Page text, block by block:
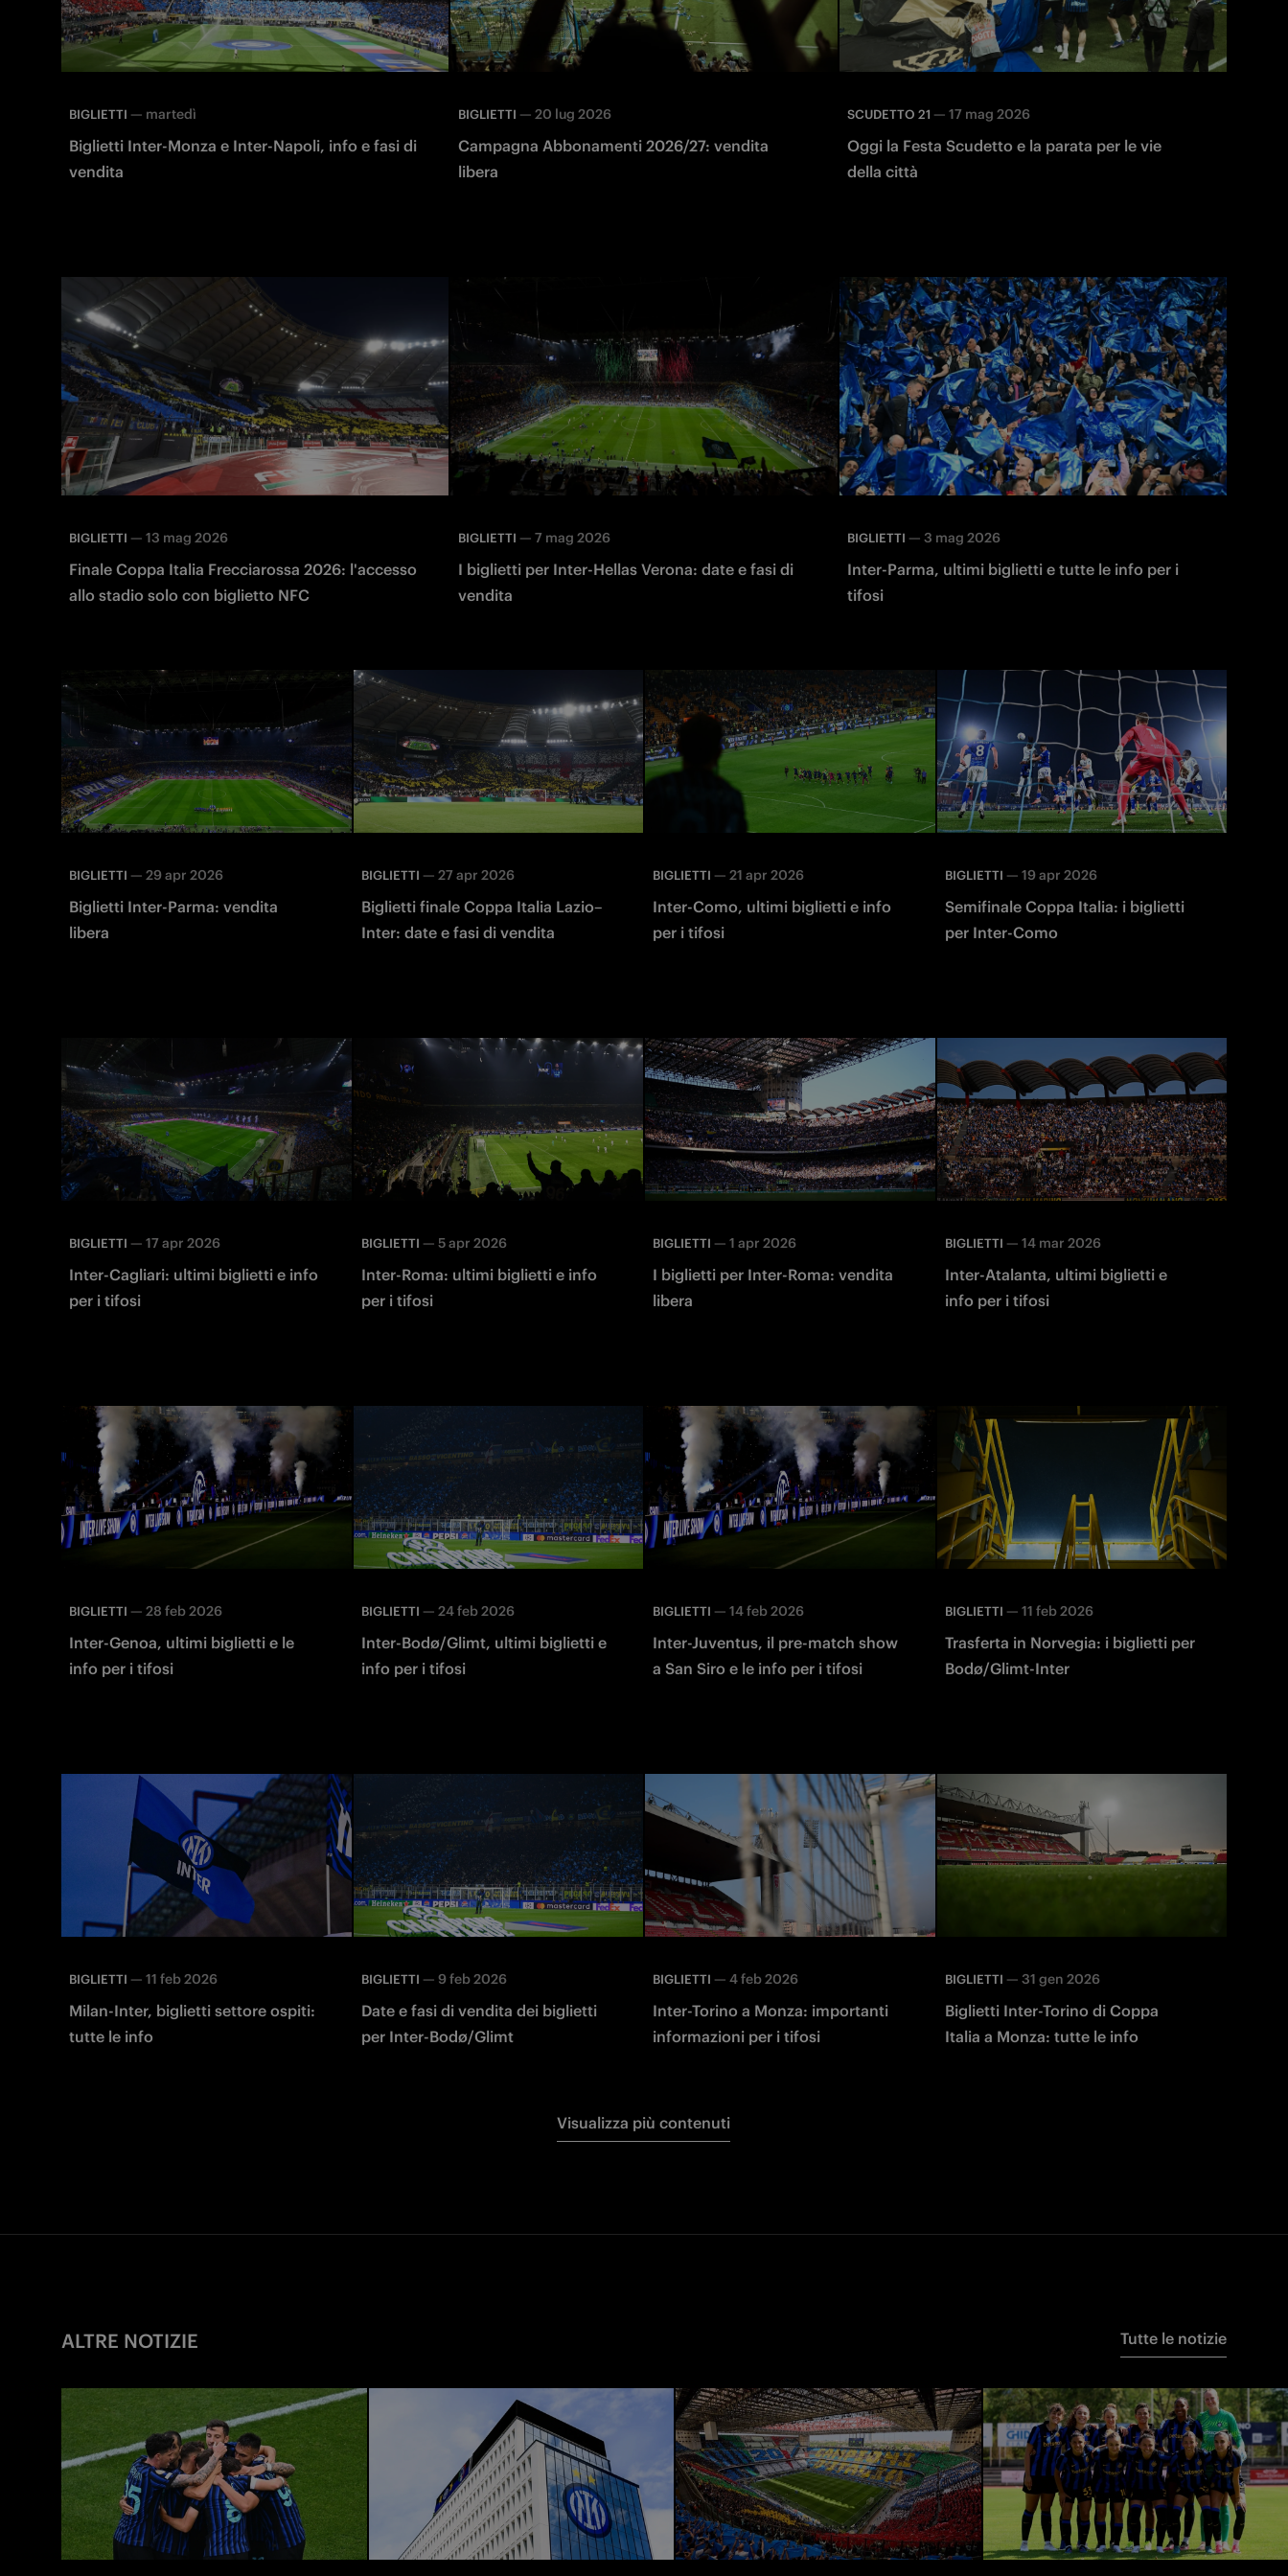
BIGLIETTI — martedì
Biglietti Inter-Monza e Inter-Napoli, info e fasi di
vendita
BIGLIETTI — 20 lug 2026
Campagna Abbonamenti 2026/27: vendita
libera
SCUDETTO 21 — 17 mag 2026
Oggi la Festa Scudetto e la parata per le vie
della città
BIGLIETTI — 13 mag 2026
Finale Coppa Italia Frecciarossa 2026: l'accesso
allo stadio solo con biglietto NFC
BIGLIETTI — 7 mag 2026
I biglietti per Inter-Hellas Verona: date e fasi di
vendita
BIGLIETTI — 3 mag 2026
Inter-Parma, ultimi biglietti e tutte le info per i
tifosi
BIGLIETTI — 29 apr 2026
Biglietti Inter-Parma: vendita
libera
BIGLIETTI — 27 apr 2026
Biglietti finale Coppa Italia Lazio–
Inter: date e fasi di vendita
BIGLIETTI — 21 apr 2026
Inter-Como, ultimi biglietti e info
per i tifosi
BIGLIETTI — 19 apr 2026
Semifinale Coppa Italia: i biglietti
per Inter-Como
BIGLIETTI — 17 apr 2026
Inter-Cagliari: ultimi biglietti e info
per i tifosi
BIGLIETTI — 5 apr 2026
Inter-Roma: ultimi biglietti e info
per i tifosi
BIGLIETTI — 1 apr 2026
I biglietti per Inter-Roma: vendita
libera
BIGLIETTI — 14 mar 2026
Inter-Atalanta, ultimi biglietti e
info per i tifosi
BIGLIETTI — 28 feb 2026
Inter-Genoa, ultimi biglietti e le
info per i tifosi
BIGLIETTI — 24 feb 2026
Inter-Bodø/Glimt, ultimi biglietti e
info per i tifosi
BIGLIETTI — 14 feb 2026
Inter-Juventus, il pre-match show
a San Siro e le info per i tifosi
BIGLIETTI — 11 feb 2026
Trasferta in Norvegia: i biglietti per
Bodø/Glimt-Inter
BIGLIETTI — 11 feb 2026
Milan-Inter, biglietti settore ospiti:
tutte le info
BIGLIETTI — 9 feb 2026
Date e fasi di vendita dei biglietti
per Inter-Bodø/Glimt
BIGLIETTI — 4 feb 2026
Inter-Torino a Monza: importanti
informazioni per i tifosi
BIGLIETTI — 31 gen 2026
Biglietti Inter-Torino di Coppa
Italia a Monza: tutte le info
Visualizza più contenuti
ALTRE NOTIZIE Tutte le notizie